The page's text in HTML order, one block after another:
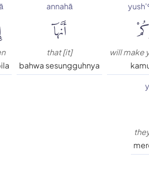
will make
annahā
أَنَّهَآ
that [it]
bahwa sesungguhnya